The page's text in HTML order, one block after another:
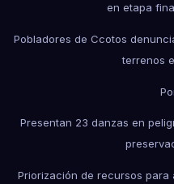
en etapa
Pobladores de Ccotos
terrenos
Presentan 23 danzas en
Priorización de recursos para